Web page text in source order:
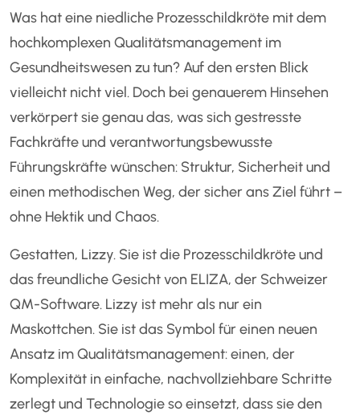
Was hat eine niedliche Prozesschildkröte mit dem
hochkomplexen Qualitätsmanagement im
Gesundheitswesen zu tun? Auf den ersten Blick
vielleicht nicht viel. Doch bei genauerem Hinsehen
verkörpert sie genau das, was sich gestresste
Fachkräfte und verantwortungsbewusste
Führungskräfte wünschen: Struktur, Sicherheit und
einen methodischen Weg, der sicher ans Ziel führt –
ohne Hektik und Chaos.
Gestatten, Lizzy. Sie ist die Prozesschildkröte und
das freundliche Gesicht von ELIZA, der Schweizer
QM-Software. Lizzy ist mehr als nur ein
Maskottchen. Sie ist das Symbol für einen neuen
Ansatz im Qualitätsmanagement: einen, der
Komplexität in einfache, nachvollziehbare Schritte
zerlegt und Technologie so einsetzt, dass sie den